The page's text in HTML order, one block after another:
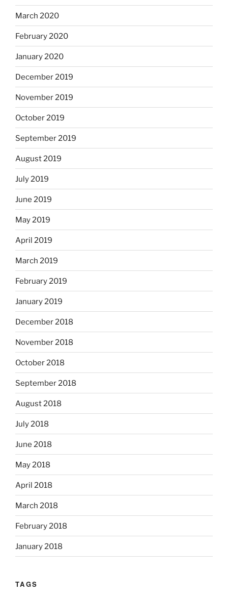
March 2020
February 2020
January 2020
December 2019
November 2019
October 2019
September 2019
August 2019
July 2019
June 2019
May 2019
April 2019
March 2019
February 2019
January 2019
December 2018
November 2018
October 2018
September 2018
August 2018
July 2018
June 2018
May 2018
April 2018
March 2018
February 2018
January 2018
TAGS